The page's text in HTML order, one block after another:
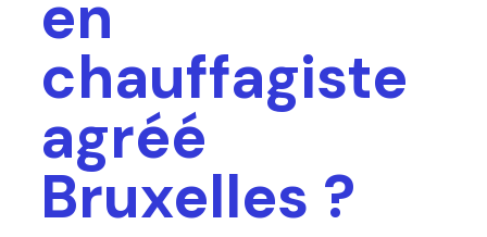
en
chauffagiste
agréé
Bruxelles ?